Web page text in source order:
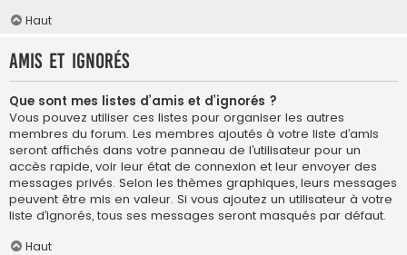
Haut
Amis et ignorés
Que sont mes listes d’amis et d’ignorés ?
Vous pouvez utiliser ces listes pour organiser les autres
membres du forum. Les membres ajoutés à votre liste d’amis
seront affichés dans votre panneau de l’utilisateur pour un
accès rapide, voir leur état de connexion et leur envoyer des
messages privés. Selon les thèmes graphiques, leurs messages
peuvent être mis en valeur. Si vous ajoutez un utilisateur à votre
liste d’ignorés, tous ses messages seront masqués par défaut.
Haut